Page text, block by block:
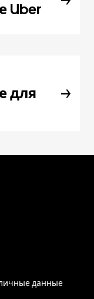
Uber
для
данные